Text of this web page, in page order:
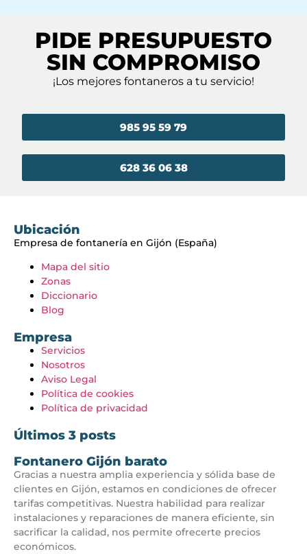
PIDE PRESUPUESTO
SIN COMPROMISO
¡Los mejores fontaneros a tu servicio!
628 36 06 38
985 95 59 79
Ubicación
Empresa de fontanería en Gijón (España)
Mapa del sitio
Zonas
Diccionario
Blog
Empresa
Servicios
Nosotros
Aviso Legal
Política de cookies
Política de privacidad
Últimos 3 posts
Fontanero Gijón barato
Gracias a nuestra amplia experiencia y sólida base de
clientes en Gijón, estamos en condiciones de ofrecer
tarifas competitivas. Nuestra habilidad para realizar
instalaciones y reparaciones de manera eficiente, sin
sacrificar la calidad, nos permite ofrecerte precios
económicos.